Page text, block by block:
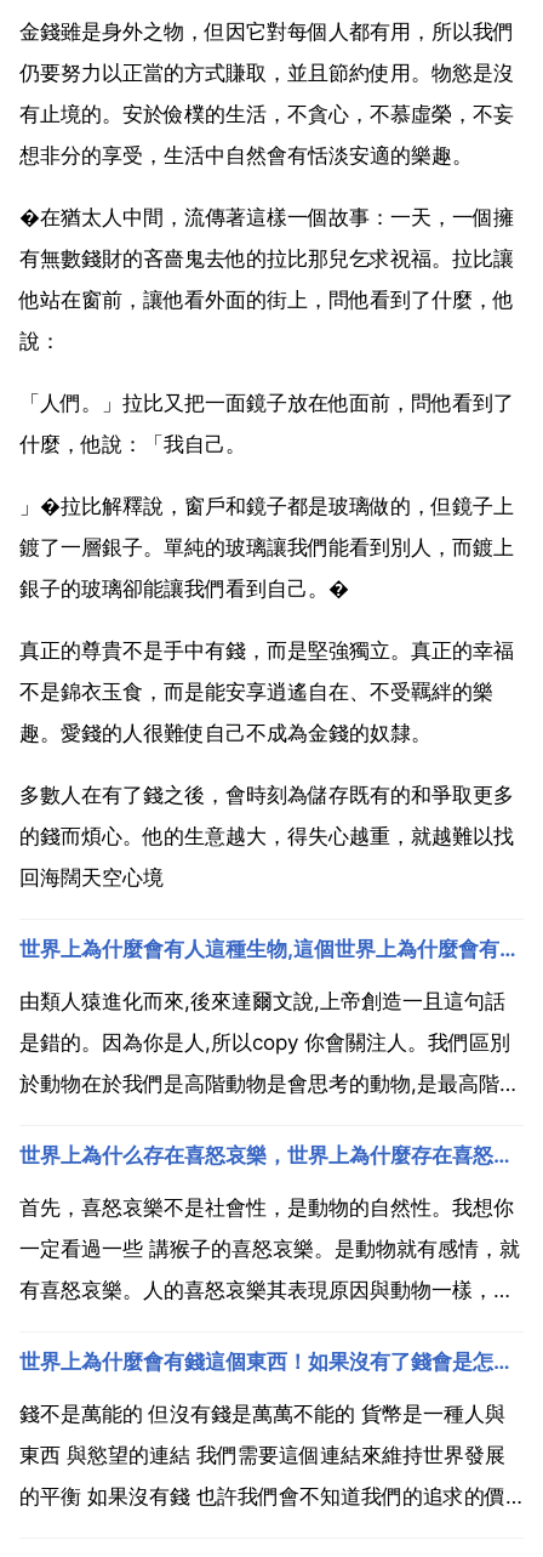
金錢雖是身外之物，但因它對每個人都有用，所以我們
仍要努力以正當的方式賺取，並且節約使用。物慾是沒
有止境的。安於儉樸的生活，不貪心，不慕虛榮，不妄
想非分的享受，生活中自然會有恬淡安適的樂趣。
�在猶太人中間，流傳著這樣一個故事：一天，一個擁
有無數錢財的吝嗇鬼去他的拉比那兒乞求祝福。拉比讓
他站在窗前，讓他看外面的街上，問他看到了什麼，他
說：
「人們。」拉比又把一面鏡子放在他面前，問他看到了
什麼，他說：「我自己。
」�拉比解釋說，窗戶和鏡子都是玻璃做的，但鏡子上
鍍了一層銀子。單純的玻璃讓我們能看到別人，而鍍上
銀子的玻璃卻能讓我們看到自己。�
真正的尊貴不是手中有錢，而是堅強獨立。真正的幸福
不是錦衣玉食，而是能安享逍遙自在、不受羈絆的樂
趣。愛錢的人很難使自己不成為金錢的奴隸。
多數人在有了錢之後，會時刻為儲存既有的和爭取更多
的錢而煩心。他的生意越大，得失心越重，就越難以找
回海闊天空心境
世界上為什麼會有人這種生物,這個世界上為什麼會有人這種生物
由類人猿進化而來,後來達爾文說,上帝創造一且這句話
是錯的。因為你是人,所以copy 你會關注人。我們區別
於動物在於我們是高階動物是會思考的動物,是最高階的
會有人,也許如果我們是其他動物的話你也可能會思考為
什麼會有那種動物,所以自然的發展就是這樣,正所謂...
世界上為什么存在喜怒哀樂，世界上為什麼存在喜怒哀樂
首先，喜怒哀樂不是社會性，是動物的自然性。我想你
一定看過一些 講猴子的喜怒哀樂。是動物就有感情，就
有喜怒哀樂。人的喜怒哀樂其表現原因與動物一樣，都
事 物 人有期待。當人 事 物和人的原本的期待來比較
時，有差異或相符合時，人便有合喜怒哀樂 人非草木，
熟能...
世界上為什麼會有錢這個東西！如果沒有了錢會是怎麼樣
錢不是萬能的 但沒有錢是萬萬不能的 貨幣是一種人與
東西 與慾望的連結 我們需要這個連結來維持世界發展
的平衡 如果沒有錢 也許我們會不知道我們的追求的價